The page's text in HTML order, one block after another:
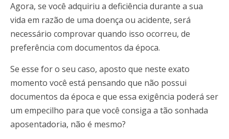
Agora, se você adquiriu a deficiência durante a sua
vida em razão de uma doença ou acidente, será
necessário comprovar quando isso ocorreu, de
preferência com documentos da época.
Se esse for o seu caso, aposto que neste exato
momento você está pensando que não possui
documentos da época e que essa exigência poderá ser
um empecilho para que você consiga a tão sonhada
aposentadoria, não é mesmo?